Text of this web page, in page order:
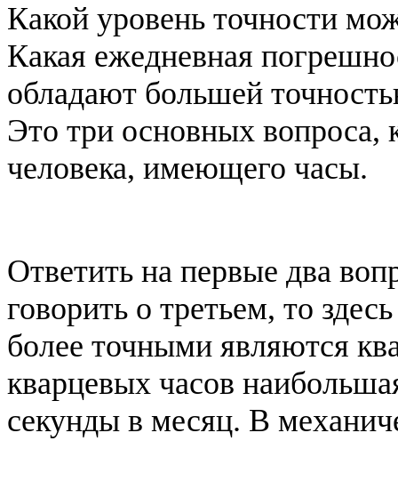
Какой уровень точности
Какая ежедневная
обладают большей
Это три основных вопроса,
человека, имеющего часы.
Ответить на первые два
говорить о третьем, то
более точными являются
кварцевых часов
секунды в месяц. В